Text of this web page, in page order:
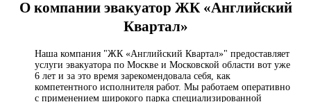
О компании эвакуатор ЖК «Английский
Квартал»
Наша компания "ЖК «Английский Квартал»" предоставляет
услуги эвакуатора по Москве и Московской области вот уже
6 лет и за это время зарекомендовала себя, как
компетентного исполнителя работ. Мы работаем оперативно
с применением широкого парка специализированной